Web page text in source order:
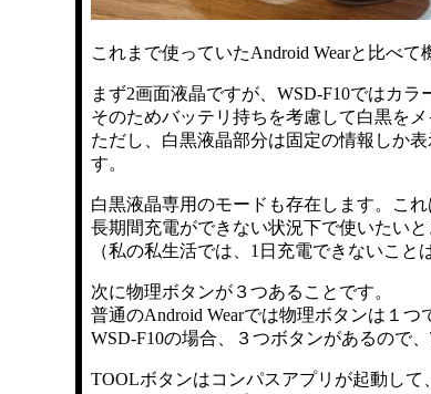
これまで使っていたAndroid Wearと比べ
まず2画面液晶ですが、WSD-F10ではカ
そのためバッテリ持ちを考慮して白黒を
ただし、白黒液晶部分は固定の情報しか
す。
白黒液晶専用のモードも存在します。こ
長期間充電ができない状況下で使いたい
（私の私生活では、1日充電できないこ
次に物理ボタンが３つあることです。
普通のAndroid Wearでは物理ボタンは１
WSD-F10の場合、３つボタンがあるので
TOOLボタンはコンパスアプリが起動して